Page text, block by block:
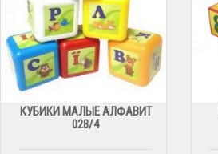
КУБИКИ МАЛЫЕ АЛФАВИТ
028/4